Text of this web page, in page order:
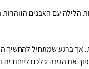
הלילה עם האבנים
אך ברגע שמתחיל להחשיך
את הגינה שלכם